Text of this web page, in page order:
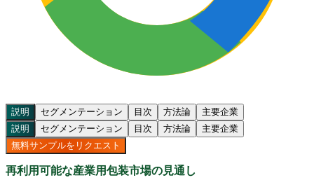
説明 セグメンテーション 目次 方法論
主要企業
説明
セグメンテーション 目次 方法論
主要企業
無料サンプルをリクエスト
再利用可能な産業用包装市場の見通し